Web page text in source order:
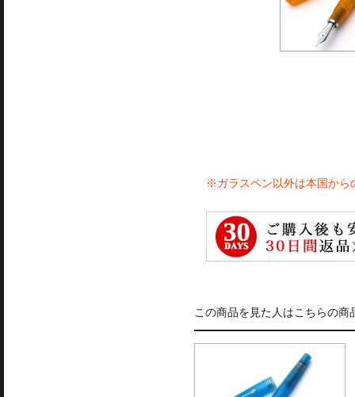
※ガラスペン以外は本国から
この商品を見た人はこちらの商